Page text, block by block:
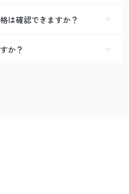
は確認できますか？
か？